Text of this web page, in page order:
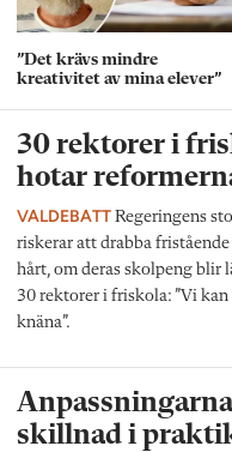
”Det krävs mindre
kreativitet av mina elever”
30 rektorer i
hotar
VALDEBATT Regeringens
riskerar att drabba
hårt, om deras skolpeng blir
30 rektorer i friskola: ”Vi
knäna”.
skillnad i